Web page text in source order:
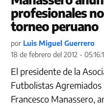
profesionales
torneo peruano
por Luis Miguel Guerrero
18 de febrero del 2012 -
El presidente de la
Futbolistas Agremiados
Francesco Manassero,